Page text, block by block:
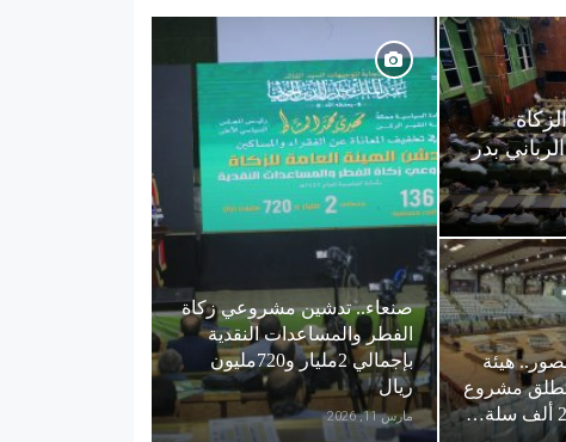
بدر
هيئة
تطلق مشروع
صنعاء.. تدشين مشروعي زكاة
الفطر والمساعدات النقدية
بإجمالي 2مليار و720مليون
ريال
مارس 11, 2026